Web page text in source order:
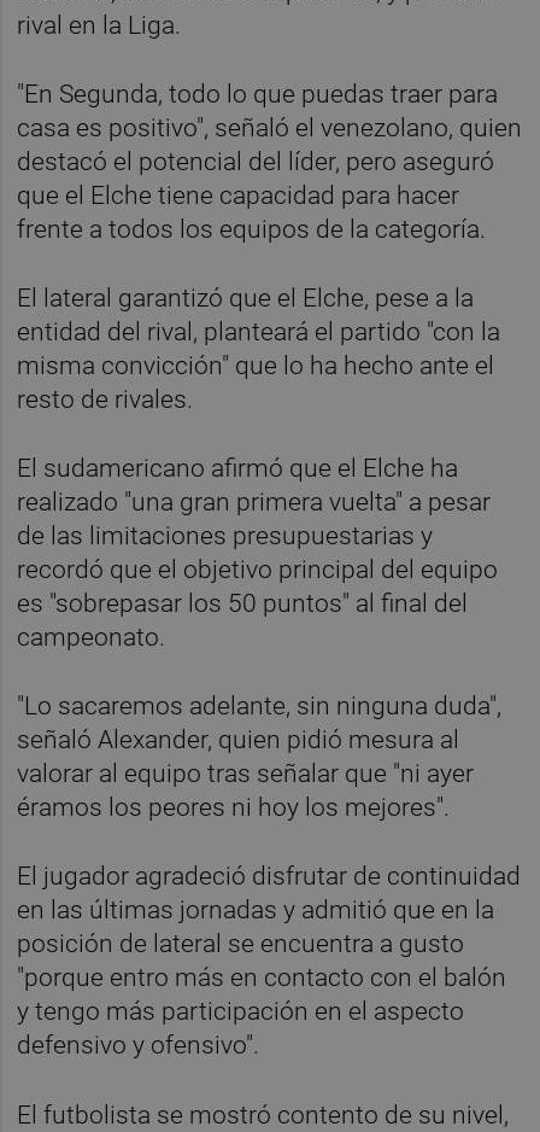
rival en la Liga.
"En Segunda, todo lo que puedas traer para
casa es positivo", señaló el venezolano, quien
destacó el potencial del líder, pero aseguró
que el Elche tiene capacidad para hacer
frente a todos los equipos de la categoría.
El lateral garantizó que el Elche, pese a la
entidad del rival, planteará el partido "con la
misma convicción" que lo ha hecho ante el
resto de rivales.
El sudamericano afirmó que el Elche ha
realizado "una gran primera vuelta" a pesar
de las limitaciones presupuestarias y
recordó que el objetivo principal del equipo
es "sobrepasar los 50 puntos" al final del
campeonato.
"Lo sacaremos adelante, sin ninguna duda",
señaló Alexander, quien pidió mesura al
valorar al equipo tras señalar que "ni ayer
éramos los peores ni hoy los mejores".
El jugador agradeció disfrutar de continuidad
en las últimas jornadas y admitió que en la
posición de lateral se encuentra a gusto
"porque entro más en contacto con el balón
y tengo más participación en el aspecto
defensivo y ofensivo".
El futbolista se mostró contento de su nivel,